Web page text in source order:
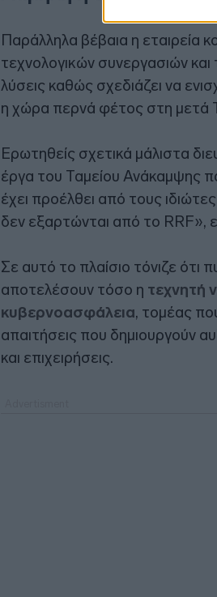
Παράλληλα βέβαια η εταιρεία
τεχνολογικών συνεργασιών και
λύσεις καθώς σχεδιάζει να
η χώρα περνά φέτος στη μετά
Ερωτηθείς σχετικά μάλιστα
έργα του Ταμείου Ανάκαμψης
έχει προέλθει από τους
δεν εξαρτώνται από το RRF»,
Σε αυτό το πλαίσιο τόνιζε
αποτελέσουν τόσο η τεχνητή
κυβερνοασφάλεια, τομέας
απαιτήσεις που δημιουργούν
και επιχειρήσεις.